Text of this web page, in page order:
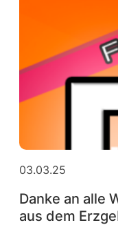
03.03.25
Danke an alle
aus dem